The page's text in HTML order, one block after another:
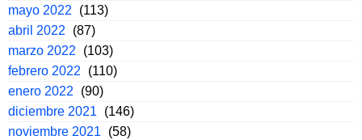
mayo 2022
(113)
abril 2022
(87)
marzo 2022
(103)
febrero 2022
(110)
enero 2022
(90)
diciembre 2021
(146)
noviembre 2021
(58)